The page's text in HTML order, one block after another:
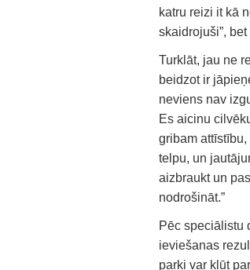
katru reizi it kā
skaidrojuši”,
Turklāt, jau ne
beidzot ir
neviens nav
Es aicinu
gribam
telpu, un
aizbraukt un
nodrošināt.”
Pēc speciālistu
ieviešanas
parki var kļūt